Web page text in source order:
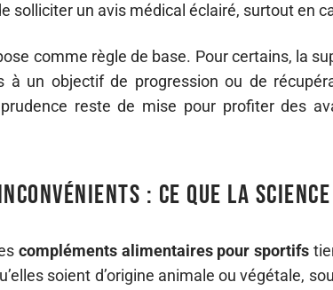
solliciter un avis médical éclairé, surtout en
comme règle de base. Pour certains, la
à un objectif de progression ou de
reste de mise pour profiter des
: ce que la
compléments alimentaires pour sportifs
soient d’origine animale ou végétale,